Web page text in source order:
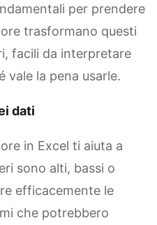
per prendere
trasformano questi
facili da interpretare
vale la pena usarle.
dati
in Excel ti aiuta a
sono alti, bassi o
efficacemente le
che potrebbero